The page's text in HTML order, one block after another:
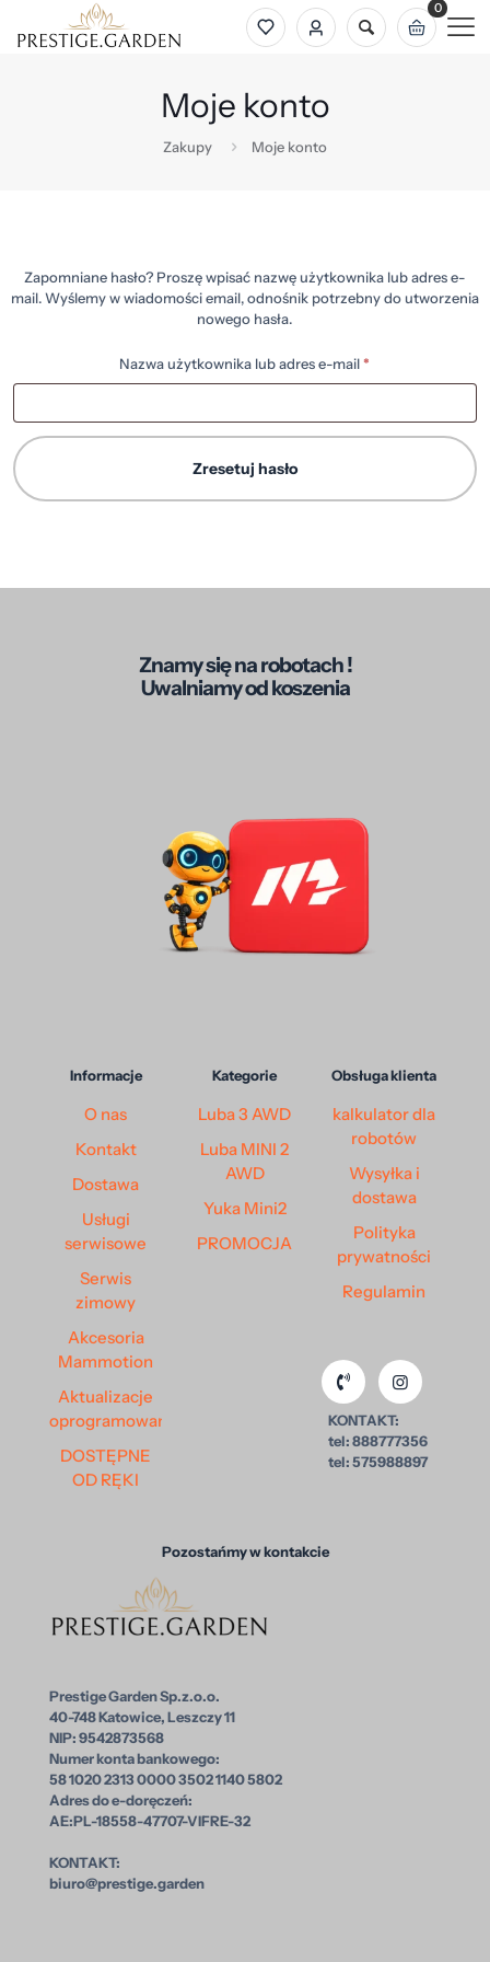
0
Moje konto
Zakupy Moje konto
Zapomniane hasło? Proszę wpisać nazwę użytkownika lub adres e-
mail. Wyślemy w wiadomości email, odnośnik potrzebny do utworzenia
nowego hasła.
Nazwa użytkownika lub adres e-mail*
Zresetuj hasło
Znamy się na robotach !
Uwalniamy od koszenia
Informacje
O nas
Kontakt
Dostawa
Usługi
serwisowe
Serwis
zimowy
Akcesoria
Mammotion
Aktualizacje
oprogramowania
DOSTĘPNE
OD RĘKI
Kategorie
Luba 3 AWD
Luba MINI 2
AWD
Yuka Mini2
PROMOCJA
Obsługa klienta
kalkulator dla
robotów
Wysyłka i
dostawa
Polityka
prywatności
Regulamin
KONTAKT:
tel: 888777356
tel: 575988897
Pozostańmy w kontakcie
Prestige Garden Sp.z.o.o.
40-748 Katowice, Leszczy 11
NIP: 9542873568
Numer konta bankowego:
58 1020 2313 0000 3502 1140 5802
Adres do e-doręczeń:
AE:PL-18558-47707-VIFRE-32
KONTAKT:
biuro@prestige.garden